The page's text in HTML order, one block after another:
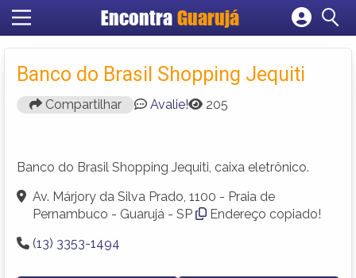
Encontra Guarujá
Cadastrar empresa
Criar conta
Banco do Brasil Shopping Jequiti
Compartilhar Avalie! 205
Banco do Brasil Shopping Jequiti, caixa eletrônico.
Av. Márjory da Silva Prado, 1100 - Praia de
Pernambuco - Guarujá - SP
Endereço copiado!
(13) 3353-1494